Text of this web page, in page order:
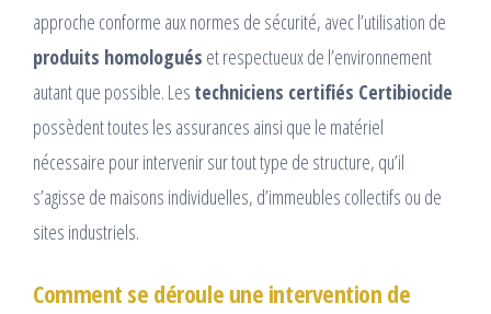
approche conforme aux normes de sécurité, avec l’utilisation de
produits homologués et respectueux de l’environnement
autant que possible. Les techniciens certifiés Certibiocide
possèdent toutes les assurances ainsi que le matériel
nécessaire pour intervenir sur tout type de structure, qu’il
s’agisse de maisons individuelles, d’immeubles collectifs ou de
sites industriels.
Comment se déroule une intervention de